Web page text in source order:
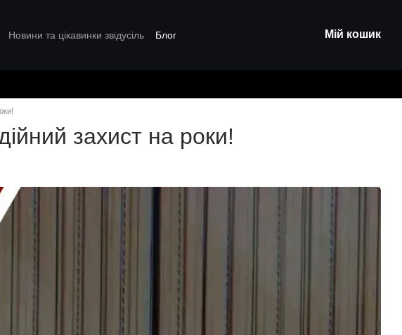
Новини та цікавинки звідусіль
Блог
Мій кошик
захист на роки!